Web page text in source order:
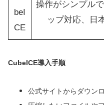
beI
CE
操作がシンプル
ップ対応、日
CubeICE導入手順
公式サイトからダウン